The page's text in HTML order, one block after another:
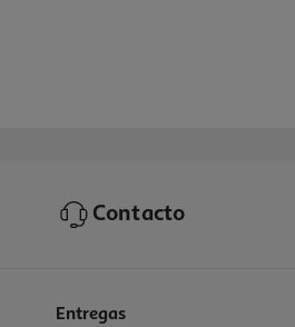
Contacto
Entregas